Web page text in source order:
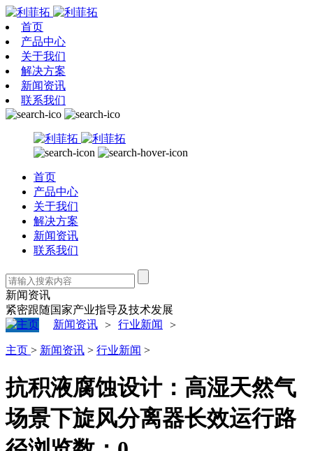
首页
产品中心
关于我们
解决方案
新闻资讯
联系我们
首页
产品中心
关于我们
解决方案
新闻资讯
联系我们
新闻资讯
紧密跟随国家产业指导及技术发展
新闻资讯 > 行业新闻 >
主页 > 新闻资讯 > 行业新闻 >
抗积液腐蚀设计：高湿天然气
场景下旋风分离器长效运行路